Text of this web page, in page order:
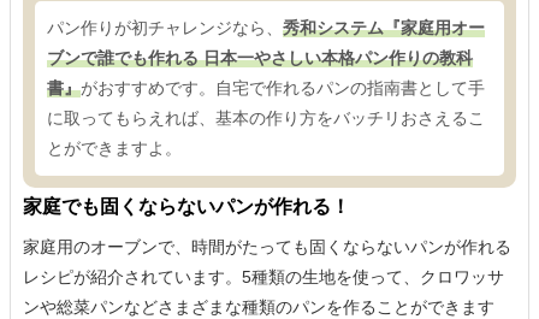
パン作りが初チャレンジなら、 秀和システム『家庭用オー
ブンで誰でも作れる 日本一やさしい本格パン作りの教科
書』がおすすめです。自宅で作れるパンの指南書として手
に取ってもらえれば、基本の作り方をバッチリおさえるこ
とができますよ。
家庭でも固くならないパンが作れる！
家庭用のオーブンで、時間がたっても固くならないパンが作れる
レシピが紹介されています。5種類の生地を使って、クロワッサ
ンや総菜パンなどさまざまな種類のパンを作ることができます